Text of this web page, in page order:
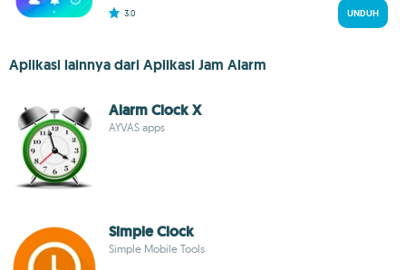
3.0 UNDUH
Aplikasi lainnya dari Aplikasi Jam Alarm
Alarm Clock X
AYVAS apps
Simple Clock
Simple Mobile Tools